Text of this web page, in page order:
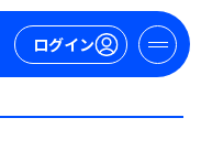
ログイン